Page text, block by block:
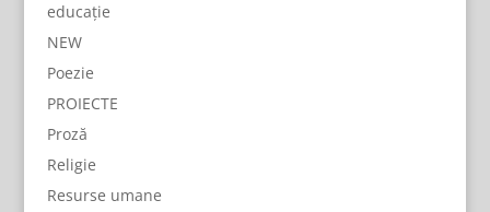
educație
NEW
Poezie
PROIECTE
Proză
Religie
Resurse umane